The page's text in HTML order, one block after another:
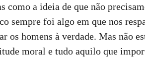
como a ideia de que não
sempre foi algo em que nos
os homens à verdade. Mas não
moral e tudo aquilo que